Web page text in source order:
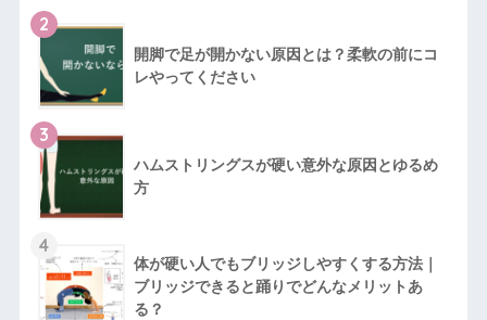
2
開脚で足が開かない原因とは？柔軟の前にコ
レやってください
3
ハムストリングスが硬い意外な原因とゆるめ
方
4
体が硬い人でもブリッジしやすくする方法｜
ブリッジできると踊りでどんなメリットあ
る？